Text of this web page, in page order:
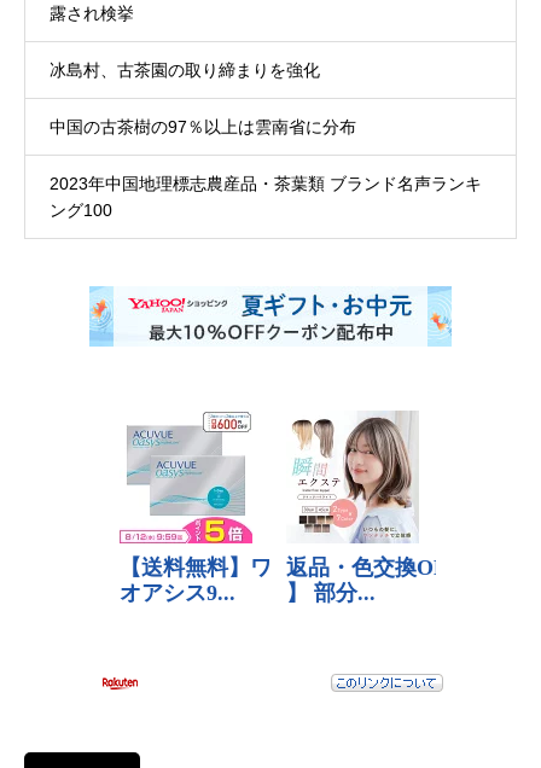
露され検挙
冰島村、古茶園の取り締まりを強化
中国の古茶樹の97％以上は雲南省に分布
2023年中国地理標志農産品・茶葉類 ブランド名声ランキ
ング100